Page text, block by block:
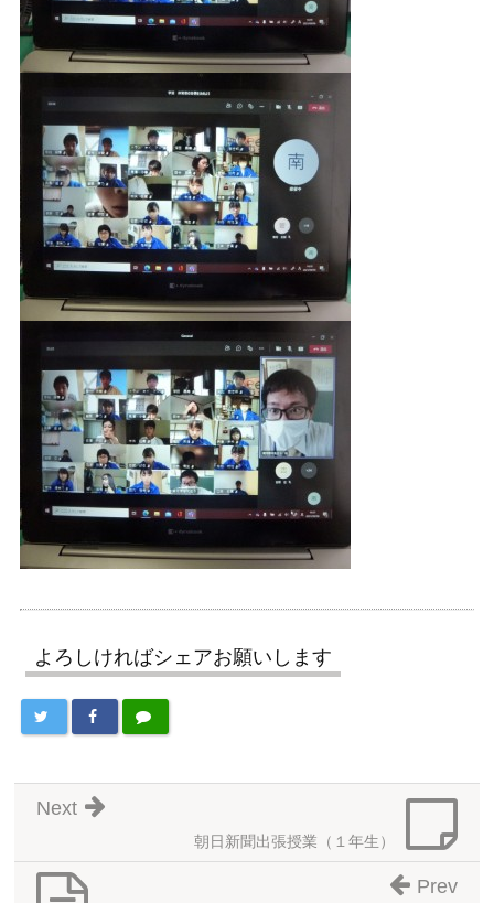
よろしければシェアお願いします
朝日新聞出張授業（１年生）
Next
Prev